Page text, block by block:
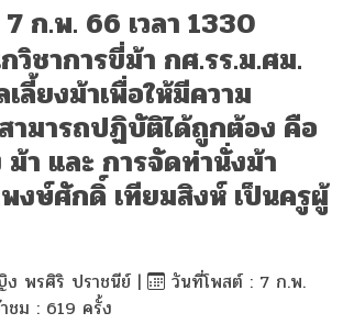
ก.พ. 66 เวลา 1330
ชาการขี่ม้า กศ.รร.ม.ศม.
ลี้ยงม้าเพื่อให้มีความ
ามารถปฏิบัติได้ถูกต้อง คือ
า และ การจัดท่านั่งม้า
งษ์ศักดิ์ เทียมสิงห์ เป็นครูผู้
พรศิริ ปราชนีย์ |
วันที่โพสต์ : 7 ก.พ.
ชม : 619 ครั้ง